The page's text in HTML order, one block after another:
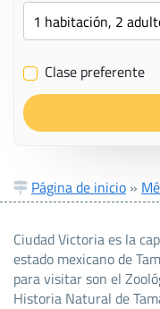
✔ Clase preferente
Página de inicio »
Ciudad Victoria es la
estado mexicano de
para visitar son el
Historia Natural de